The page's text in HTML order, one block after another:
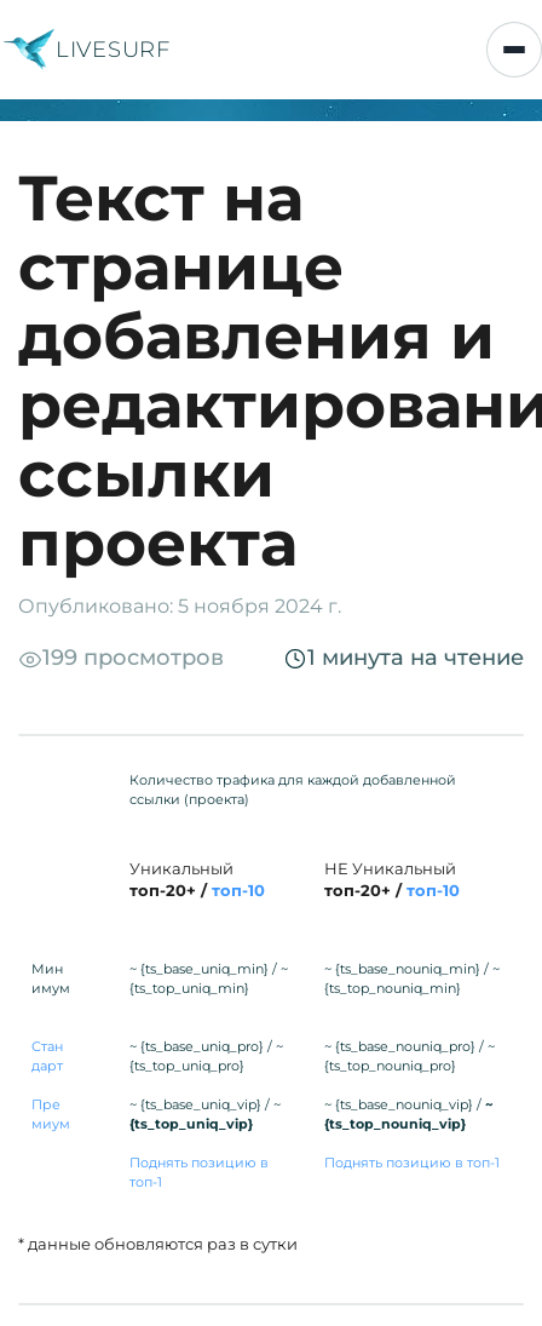
LIVESURF
Текст на
странице
добавления и
ссылки
проекта
Опубликовано: 5 ноября 2024 г.
199 просмотров 1 минута на чтение
Количество трафика для каждой добавленной
ссылки (проекта)
Уникальный
топ-20+ /топ-10
НЕ Уникальный
топ-20+ /топ-10
Мин
имум
~ {ts_base_uniq_min} / ~
{ts_top_uniq_min}
~ {ts_base_nouniq_min} / ~
{ts_top_nouniq_min}
Стан
дарт
~ {ts_base_uniq_pro} / ~
{ts_top_uniq_pro}
~ {ts_base_nouniq_pro} / ~
{ts_top_nouniq_pro}
Пре
миум
~ {ts_base_uniq_vip} / ~
{ts_top_uniq_vip}
~ {ts_base_nouniq_vip} / ~
{ts_top_nouniq_vip}
Поднять позицию в
топ-1
Поднять позицию в топ-1
* данные обновляются раз в сутки